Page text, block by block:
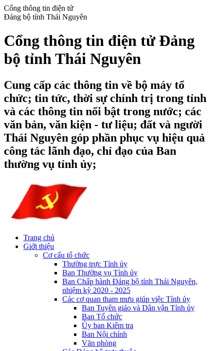
Cổng thông tin điện tử
Đảng bộ tỉnh Thái Nguyên
Cổng thông tin điện tử Đảng
bộ tỉnh Thái Nguyên
Cung cấp các thông tin về bộ máy tổ
chức; tin tức, thời sự chính trị trong tỉnh
và các thông tin nổi bật trong nước; các
văn bản, văn kiện - tư liệu; đất và người
Thái Nguyên góp phần phục vụ hiệu quả
công tác lãnh đạo, chỉ đạo của Ban
thường vụ tỉnh ủy;
Trang chủ
Giới thiệu
Cơ cấu tổ chức
Thường trực Tỉnh ủy
Ban Thường vụ Tỉnh ủy
Ban Chấp hành Đảng bộ tỉnh Thái Nguyên,
nhiệm kỳ 2020 - 2025
Các cơ quan tham mưu giúp việc Tỉnh ủy
Ban Tuyên giáo và Dân vận Tỉnh ủy
Ban Tổ chức
Ủy ban Kiểm tra
Ban Nội chính
Văn phòng